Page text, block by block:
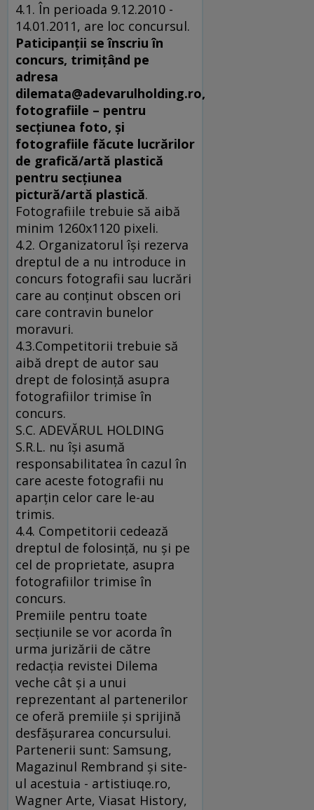
4.1. În perioada 9.12.2010 -
14.01.2011, are loc concursul.
Paticipanţii se înscriu în
concurs, trimiţând pe
adresa
dilemata@adevarulholding.ro,
fotografiile – pentru
secţiunea foto, şi
fotografiile făcute lucrărilor
de grafică/artă plastică
pentru secţiunea
pictură/artă plastică.
Fotografiile trebuie să aibă
minim 1260x1120 pixeli.
4.2. Organizatorul îşi rezerva
dreptul de a nu introduce in
concurs fotografii sau lucrări
care au conţinut obscen ori
care contravin bunelor
moravuri.
4.3.Competitorii trebuie să
aibă drept de autor sau
drept de folosinţă asupra
fotografiilor trimise în
concurs.
S.C. ADEVĂRUL HOLDING
S.R.L. nu îşi asumă
responsabilitatea în cazul în
care aceste fotografii nu
aparţin celor care le-au
trimis.
4.4. Competitorii cedează
dreptul de folosinţă, nu şi pe
cel de proprietate, asupra
fotografiilor trimise în
concurs.
Premiile pentru toate
secţiunile se vor acorda în
urma jurizării de către
redacţia revistei Dilema
veche cât şi a unui
reprezentant al partenerilor
ce oferă premiile şi sprijină
desfăşurarea concursului.
Partenerii sunt: Samsung,
Magazinul Rembrand şi site-
ul acestuia - artistiuqe.ro,
Wagner Arte, Viasat History,